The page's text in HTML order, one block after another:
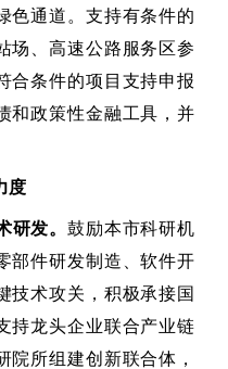
色通道。支持有条件的
场、高速公路服务区参
合条件的项目支持申报
和政策性金融工具，并
度
研发。鼓励本市科研机
部件研发制造、软件开
技术攻关，积极承接国
持龙头企业联合产业链
院所组建创新联合体，